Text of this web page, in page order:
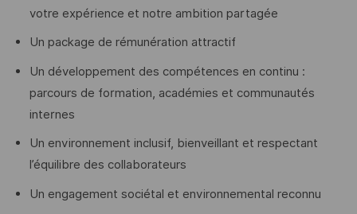
votre expérience et notre ambition partagée
Un package de rémunération attractif
Un développement des compétences en continu :
parcours de formation, académies et communautés
internes
Un environnement inclusif, bienveillant et respectant
l’équilibre des collaborateurs
Un engagement sociétal et environnemental reconnu